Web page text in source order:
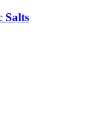
Salts